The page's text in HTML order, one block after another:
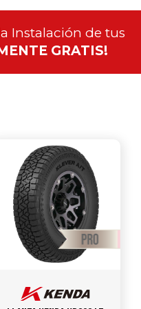
Instalación de tus
GRATIS!